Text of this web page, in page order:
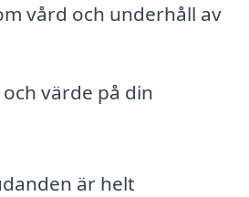
vård och underhåll av
värde på din
är helt